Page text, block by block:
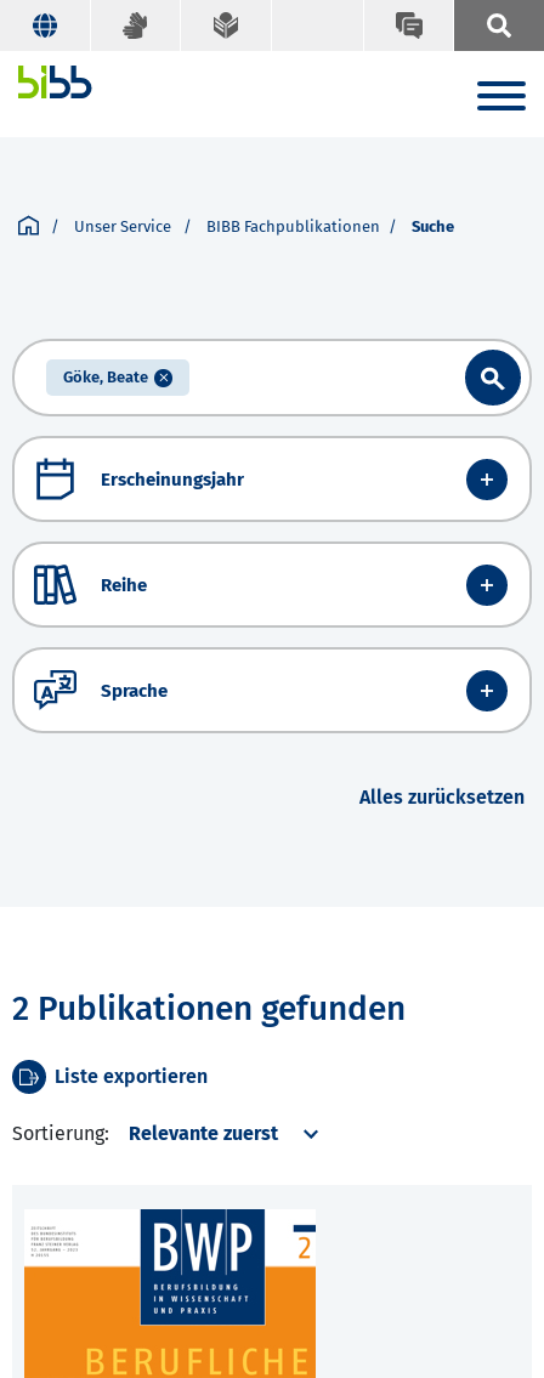
Unser Service BIBB Fachpublikationen Suche
Göke, Beate
Erscheinungsjahr
Reihe
Sprache
Alles zurücksetzen
2 Publikationen gefunden
Liste exportieren
Sortierung: